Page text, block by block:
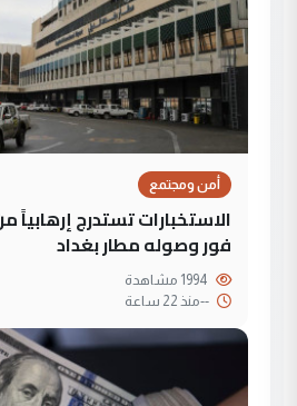
أمن ومجتمع
الاستخبارات تستدرج إرهابياً
فور وصوله مطار بغداد
--منذ 22 ساعة